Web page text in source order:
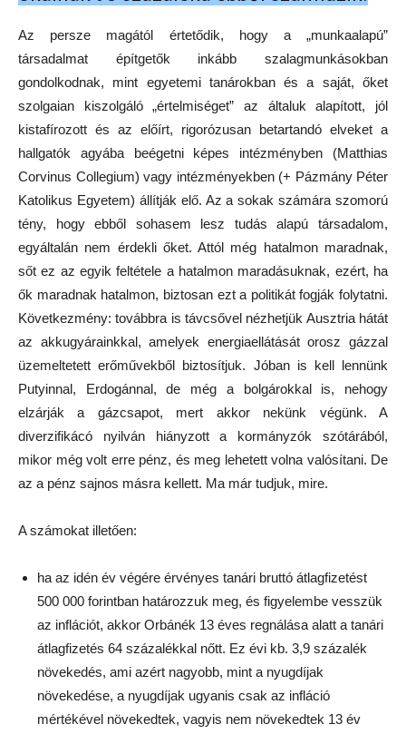
Az persze magától értetődik, hogy a „munkaalapú”
társadalmat építgetők inkább szalagmunkásokban
gondolkodnak, mint egyetemi tanárokban és a saját, őket
szolgaian kiszolgáló „értelmiséget” az általuk alapított, jól
kistafírozott és az előírt, rigorózusan betartandó elveket a
hallgatók agyába beégetni képes intézményben (Matthias
Corvinus Collegium) vagy intézményekben (+ Pázmány Péter
Katolikus Egyetem) állítják elő. Az a sokak számára szomorú
tény, hogy ebből sohasem lesz tudás alapú társadalom,
egyáltalán nem érdekli őket. Attól még hatalmon maradnak,
sőt ez az egyik feltétele a hatalmon maradásuknak, ezért, ha
ők maradnak hatalmon, biztosan ezt a politikát fogják folytatni.
Következmény: továbbra is távcsővel nézhetjük Ausztria hátát
az akkugyárainkkal, amelyek energiaellátását orosz gázzal
üzemeltetett erőművekből biztosítjuk. Jóban is kell lennünk
Putyinnal, Erdogánnal, de még a bolgárokkal is, nehogy
elzárják a gázcsapot, mert akkor nekünk végünk. A
diverzifikácó nyilván hiányzott a kormányzók szótárából,
mikor még volt erre pénz, és meg lehetett volna valósítani. De
az a pénz sajnos másra kellett. Ma már tudjuk, mire.
A számokat illetően:
ha az idén év végére érvényes tanári bruttó átlagfizetést
500 000 forintban határozzuk meg, és figyelembe vesszük
az inflációt, akkor Orbánék 13 éves regnálása alatt a tanári
átlagfizetés 64 százalékkal nőtt. Ez évi kb. 3,9 százalék
növekedés, ami azért nagyobb, mint a nyugdíjak
növekedése, a nyugdíjak ugyanis csak az infláció
mértékével növekedtek, vagyis nem növekedtek 13 év